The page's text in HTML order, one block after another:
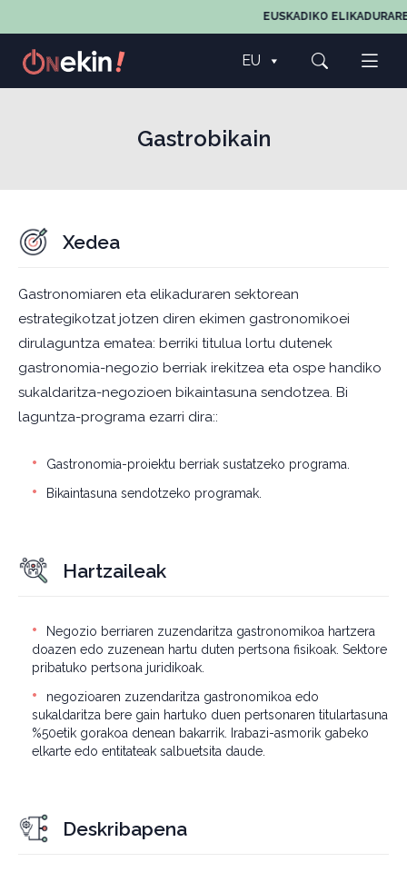
EUSKADIKO
EU
Gastrobikain
Xedea
Gastronomiaren eta elikaduraren sektorean
estrategikotzat jotzen diren ekimen gastronomikoei
dirulaguntza ematea: berriki titulua lortu dutenek
gastronomia-negozio berriak irekitzea eta ospe handiko
sukaldaritza-negozioen bikaintasuna sendotzea. Bi
laguntza-programa ezarri dira::
Gastronomia-proiektu berriak sustatzeko programa.
Bikaintasuna sendotzeko programak.
Hartzaileak
Negozio berriaren zuzendaritza gastronomikoa hartzera
doazen edo zuzenean hartu duten pertsona fisikoak. Sektore
pribatuko pertsona juridikoak.
negozioaren zuzendaritza gastronomikoa edo
sukaldaritza bere gain hartuko duen pertsonaren titulartasuna
%50etik gorakoa denean bakarrik. Irabazi-asmorik gabeko
elkarte edo entitateak salbuetsita daude.
Deskribapena